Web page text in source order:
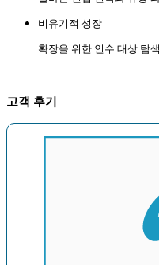
비유기적 성장
확장을 위한 인수 대상 탐
고객 후기